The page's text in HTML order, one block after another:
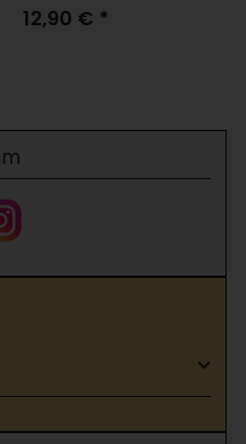
12,90 € *